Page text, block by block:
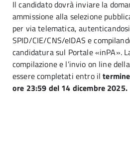
Il candidato dovrà inviare la
ammissione alla selezione
per via telematica,
SPID/CIE/CNS/eIDAS e
candidatura sul Portale «inPA».
compilazione e l’invio on line
essere completati entro il
ore 23:59 del 14 dicembre 2025.